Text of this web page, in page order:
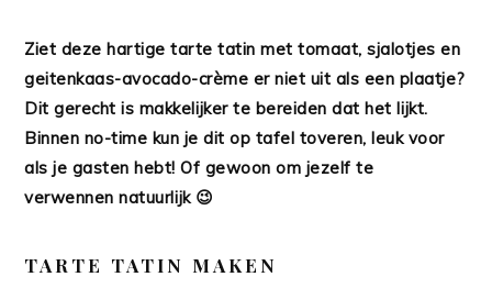
Ziet deze hartige tarte tatin met tomaat, sjalotjes en
geitenkaas-avocado-crème er niet uit als een plaatje?
Dit gerecht is makkelijker te bereiden dat het lijkt.
Binnen no-time kun je dit op tafel toveren, leuk voor
als je gasten hebt! Of gewoon om jezelf te
verwennen natuurlijk 😉
TARTE TATIN MAKEN